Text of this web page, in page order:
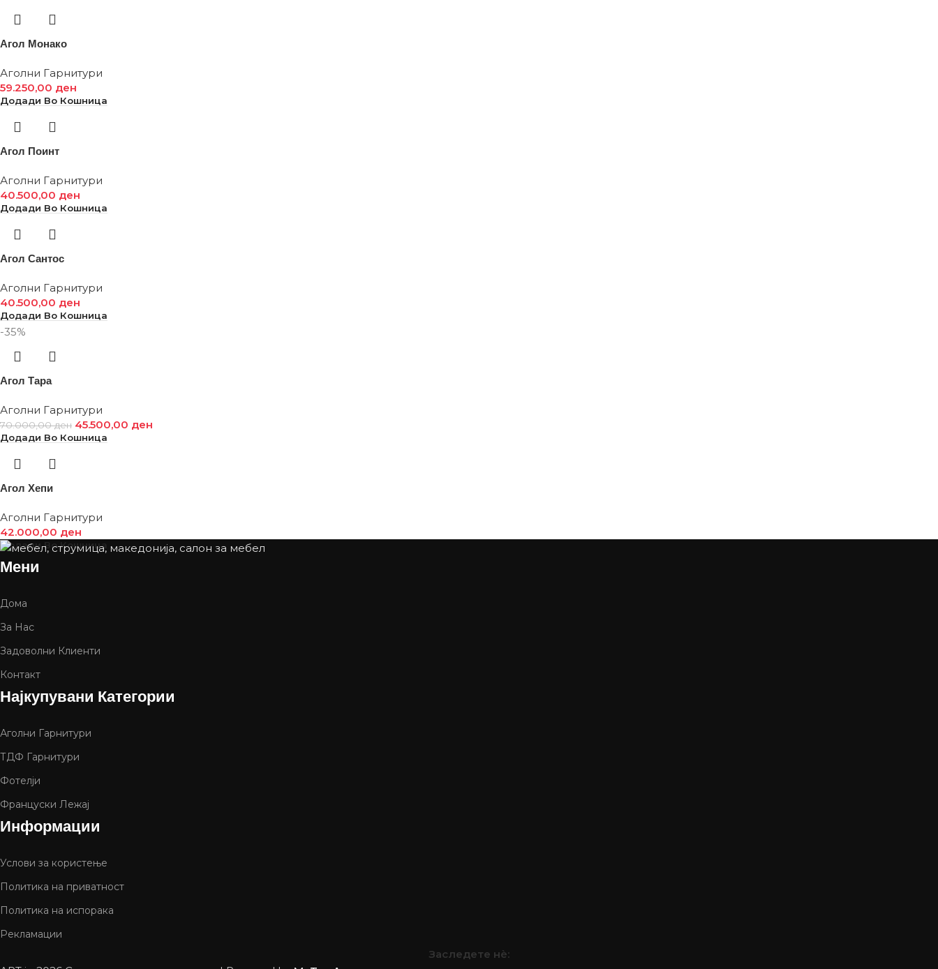
Агол Монако
Аголни Гарнитури
59.250,00 ден
Додади Во Кошница
Агол Поинт
Аголни Гарнитури
40.500,00 ден
Додади Во Кошница
Агол Сантос
Аголни Гарнитури
40.500,00 ден
Додади Во Кошница
-35%
Агол Тара
Аголни Гарнитури
70.000,00ден 45.500,00 ден
Додади Во Кошница
Агол Хепи
Аголни Гарнитури
42.000,00 ден
Додади Во Кошница
Мени
Дома
За Нас
Задоволни Клиенти
Контакт
Најкупувани Категории
Аголни Гарнитури
ТДФ Гарнитури
Фотелји
Француски Лежај
Информации
Услови за користење
Политика на приватност
Политика на испорака
Рекламации
Заследете нѐ: